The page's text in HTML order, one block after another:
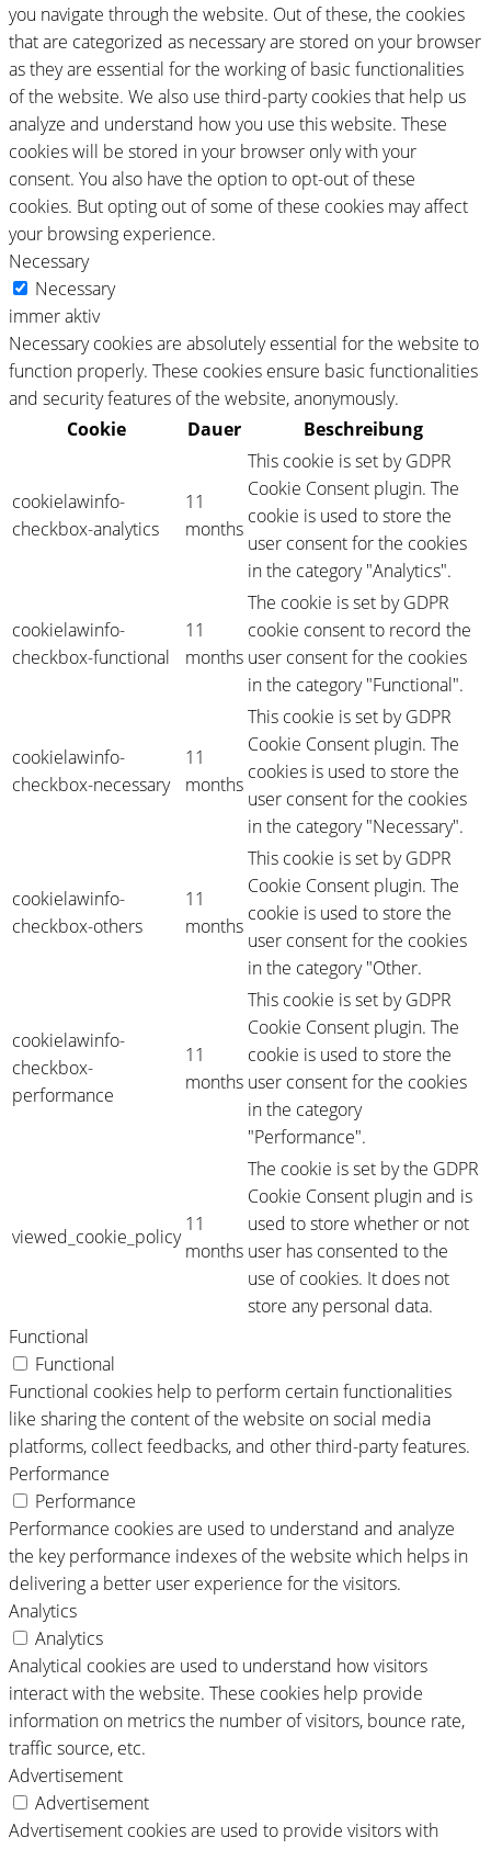
you navigate through the website. Out of these, the cookies
that are categorized as necessary are stored on your browser
as they are essential for the working of basic functionalities
of the website. We also use third-party cookies that help us
analyze and understand how you use this website. These
cookies will be stored in your browser only with your
consent. You also have the option to opt-out of these
cookies. But opting out of some of these cookies may affect
your browsing experience.
Necessary
Necessary
immer aktiv
Necessary cookies are absolutely essential for the website to
function properly. These cookies ensure basic functionalities
and security features of the website, anonymously.
Cookie
Dauer Beschreibung
cookielawinfo-
checkbox-analytics
11
months
This cookie is set by GDPR
Cookie Consent plugin. The
cookie is used to store the
user consent for the cookies
in the category "Analytics".
cookielawinfo-
checkbox-functional
11
months
The cookie is set by GDPR
cookie consent to record the
user consent for the cookies
in the category "Functional".
cookielawinfo-
checkbox-necessary
11
months
This cookie is set by GDPR
Cookie Consent plugin. The
cookies is used to store the
user consent for the cookies
in the category "Necessary".
cookielawinfo-
checkbox-others
11
months
This cookie is set by GDPR
Cookie Consent plugin. The
cookie is used to store the
user consent for the cookies
in the category "Other.
cookielawinfo-
checkbox-
performance
11
months
This cookie is set by GDPR
Cookie Consent plugin. The
cookie is used to store the
user consent for the cookies
in the category
"Performance".
viewed_cookie_policy
11
months
The cookie is set by the GDPR
Cookie Consent plugin and is
used to store whether or not
user has consented to the
use of cookies. It does not
store any personal data.
Functional
Functional
Functional cookies help to perform certain functionalities
like sharing the content of the website on social media
platforms, collect feedbacks, and other third-party features.
Performance
Performance
Performance cookies are used to understand and analyze
the key performance indexes of the website which helps in
delivering a better user experience for the visitors.
Analytics
Analytics
Analytical cookies are used to understand how visitors
interact with the website. These cookies help provide
information on metrics the number of visitors, bounce rate,
traffic source, etc.
Advertisement
Advertisement
Advertisement cookies are used to provide visitors with